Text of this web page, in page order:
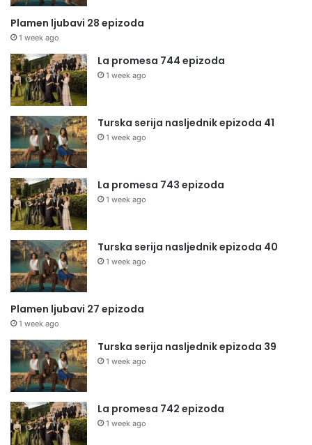
Plamen ljubavi 28 epizoda
1 week ago
La promesa 744 epizoda
1 week ago
Turska serija nasljednik epizoda 41
1 week ago
La promesa 743 epizoda
1 week ago
Turska serija nasljednik epizoda 40
1 week ago
Plamen ljubavi 27 epizoda
1 week ago
Turska serija nasljednik epizoda 39
1 week ago
La promesa 742 epizoda
1 week ago